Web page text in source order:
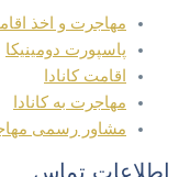
مهاجرت و اخذ
پاسپورت دومینیکا
اقامت کانادا
مهاجرت به کانادا
مشاور رسمی
اطلاعات تماس